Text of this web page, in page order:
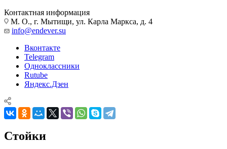
Контактная информация
М. О., г. Мытищи, ул. Карла Маркса, д. 4
info@endever.su
Вконтакте
Telegram
Одноклассники
Rutube
Яндекс.Дзен
Стойки